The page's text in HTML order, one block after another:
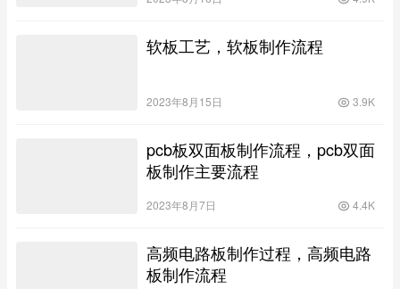
软板工艺，软板制作流程
2023年8月15日 3.9K
pcb板双面板制作流程，pcb双面
板制作主要流程
2023年8月7日 4.4K
高频电路板制作过程，高频电路
板制作流程